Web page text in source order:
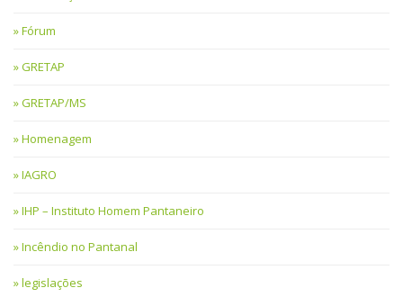
Fórum
GRETAP
GRETAP/MS
Homenagem
IAGRO
IHP – Instituto Homem Pantaneiro
Incêndio no Pantanal
legislações